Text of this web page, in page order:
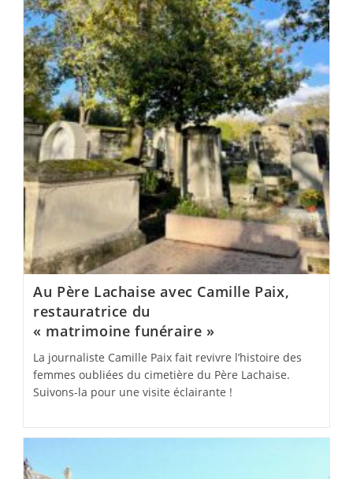
Au Père Lachaise avec Camille Paix,
restauratrice du
« matrimoine funéraire »
La journaliste Camille Paix fait revivre l’histoire des
femmes oubliées du cimetière du Père Lachaise.
Suivons-la pour une visite éclairante !